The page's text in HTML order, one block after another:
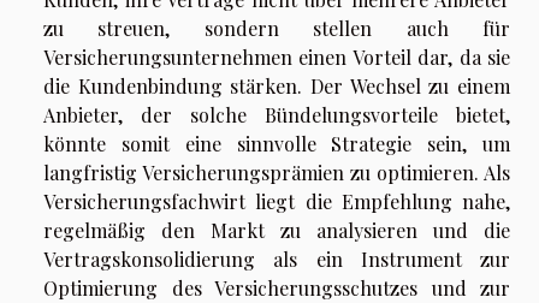
zu streuen, sondern stellen auch für
Versicherungsunternehmen einen Vorteil dar, da sie
die Kundenbindung stärken. Der Wechsel zu einem
Anbieter, der solche Bündelungsvorteile bietet,
könnte somit eine sinnvolle Strategie sein, um
langfristig Versicherungsprämien zu optimieren. Als
Versicherungsfachwirt liegt die Empfehlung nahe,
regelmäßig den Markt zu analysieren und die
Vertragskonsolidierung als ein Instrument zur
Optimierung des Versicherungsschutzes und zur